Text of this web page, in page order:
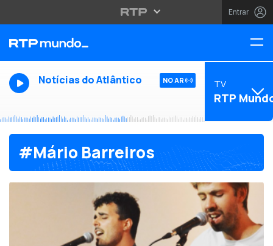
Entrar
Notícias do Atlântico NO AR TV
RTP
#Mário Barreiros